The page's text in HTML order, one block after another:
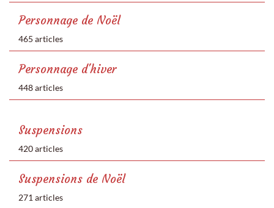
Personnage de Noël
465 articles
Personnage d'hiver
448 articles
Suspensions
420 articles
Suspensions de Noël
271 articles